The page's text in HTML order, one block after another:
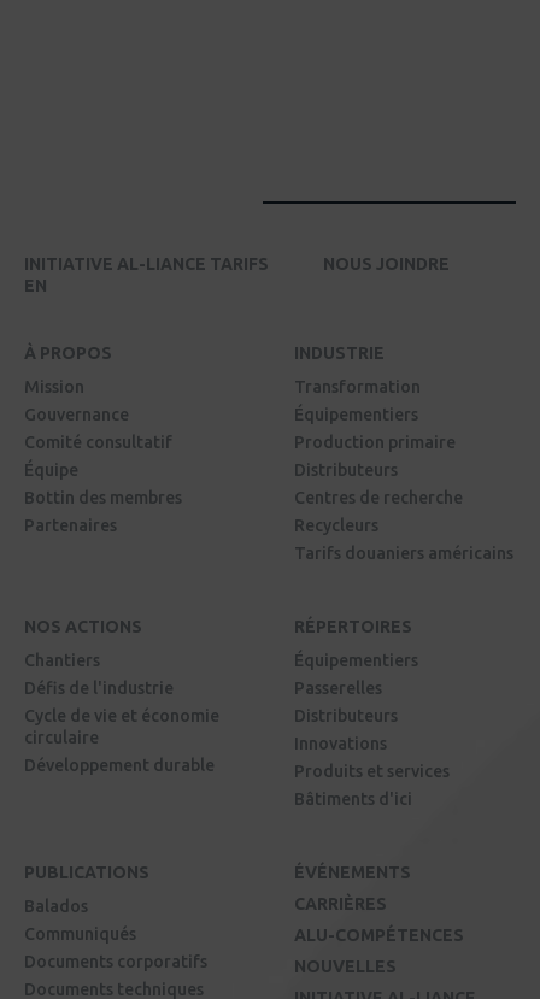
INITIATIVE AL-LIANCE TARIFS
NOUS JOINDRE
EN
À PROPOS
Mission
Gouvernance
Comité consultatif
Équipe
Bottin des membres
Partenaires
INDUSTRIE
Transformation
Équipementiers
Production primaire
Distributeurs
Centres de recherche
Recycleurs
Tarifs douaniers américains
NOS ACTIONS
Chantiers
Défis de l'industrie
Cycle de vie et économie
circulaire
Développement durable
RÉPERTOIRES
Équipementiers
Passerelles
Distributeurs
Innovations
Produits et services
Bâtiments d'ici
PUBLICATIONS
Balados
Communiqués
Documents corporatifs
Documents techniques
ÉVÉNEMENTS
CARRIÈRES
ALU-COMPÉTENCES
NOUVELLES